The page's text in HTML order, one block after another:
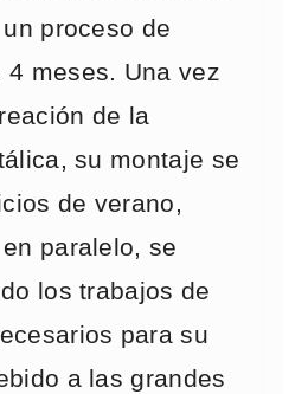
proceso de
4 meses. Una vez
de la
su montaje se
de verano,
paralelo, se
los trabajos de
para su
a las grandes